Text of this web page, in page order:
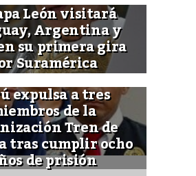
León visitará
Argentina y
su primera gira
Suramérica
expulsa a tres
de la
Tren de
tras cumplir ocho
de prisión